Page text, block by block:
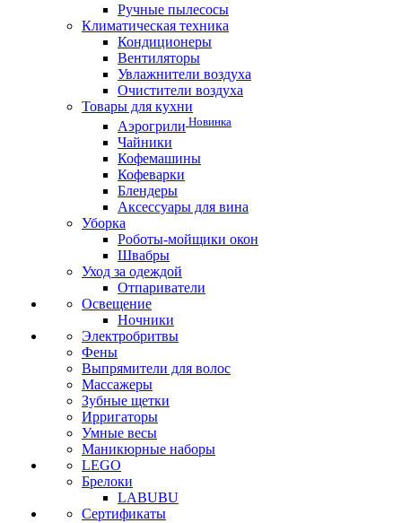
Ручные пылесосы
Климатическая техника
Кондиционеры
Вентиляторы
Увлажнители воздуха
Очистители воздуха
Товары для кухни
Аэрогрили Новинка
Чайники
Кофемашины
Кофеварки
Блендеры
Аксессуары для вина
Уборка
Роботы-мойщики окон
Швабры
Уход за одеждой
Отпариватели
Освещение
Ночники
Электробритвы
Фены
Выпрямители для волос
Массажеры
Зубные щетки
Ирригаторы
Умные весы
Маникюрные наборы
LEGO
Брелоки
LABUBU
Сертификаты